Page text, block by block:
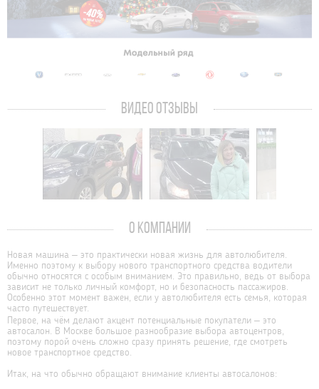
ВИДЕО ОТЗЫВЫ
О КОМПАНИИ
Новая машина – это практически новая жизнь для автолюбителя.
Именно поэтому к выбору нового транспортного средства водители
обычно относятся с особым вниманием. Это правильно, ведь от выбора
зависит не только личный комфорт, но и безопасность пассажиров.
Особенно этот момент важен, если у автолюбителя есть семья, которая
часто путешествует.
Первое, на чём делают акцент потенциальные покупатели – это
автосалон. В Москве большое разнообразие выбора автоцентров,
поэтому порой очень сложно сразу принять решение, где смотреть
новое транспортное средство.
Итак, на что обычно обращают внимание клиенты автосалонов: